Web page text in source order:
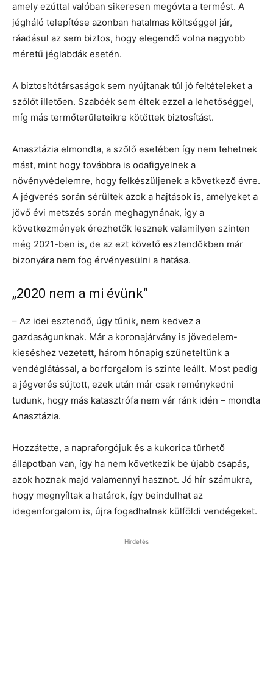
amely ezúttal valóban sikeresen megóvta a termést. A
jégháló telepítése azonban hatalmas költséggel jár,
ráadásul az sem biztos, hogy elegendő volna nagyobb
méretű jéglabdák esetén.
A biztosítótársaságok sem nyújtanak túl jó feltételeket a
szőlőt illetően. Szabóék sem éltek ezzel a lehetőséggel,
míg más termőterületeikre kötöttek biztosítást.
Anasztázia elmondta, a szőlő esetében így nem tehetnek
mást, mint hogy továbbra is odafigyelnek a
növényvédelemre, hogy felkészüljenek a következő évre.
A jégverés során sérültek azok a hajtások is, amelyeket a
jövő évi metszés során meghagynának, így a
következmények érezhetők lesznek valamilyen szinten
még 2021-ben is, de az ezt követő esztendőkben már
bizonyára nem fog érvényesülni a hatása.
„2020 nem a mi évünk“
– Az idei esztendő, úgy tűnik, nem kedvez a
gazdaságunknak. Már a koronajárvány is jövedelem-
kieséshez vezetett, három hónapig szüneteltünk a
vendéglátással, a borforgalom is szinte leállt. Most pedig
a jégverés sújtott, ezek után már csak reménykedni
tudunk, hogy más katasztrófa nem vár ránk idén – mondta
Anasztázia.
Hozzátette, a napraforgójuk és a kukorica tűrhető
állapotban van, így ha nem következik be újabb csapás,
azok hoznak majd valamennyi hasznot. Jó hír számukra,
hogy megnyíltak a határok, így beindulhat az
idegenforgalom is, újra fogadhatnak külföldi vendégeket.
Hirdetés